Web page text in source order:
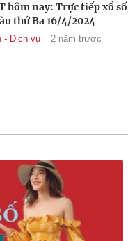
hôm nay: Trực tiếp xổ số
thứ Ba 16/4/2024
- Dịch vụ 2 năm trước